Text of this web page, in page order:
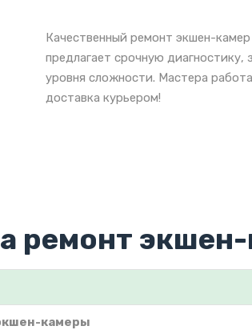
Качественный ремонт экшен-
предлагает срочную
уровня сложности. Мастера
доставка курьером!
ремонт
камеры